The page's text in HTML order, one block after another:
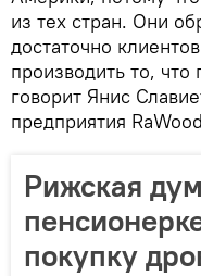
из тех стран. Они
достаточно
производить то,
говорит Янис
предприятия
Рижская
покупку